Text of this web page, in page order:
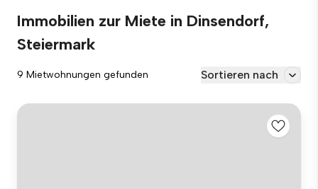
Immobilien zur Miete in Dinsendorf,
Steiermark
9 Mietwohnungen gefunden Sortieren nach